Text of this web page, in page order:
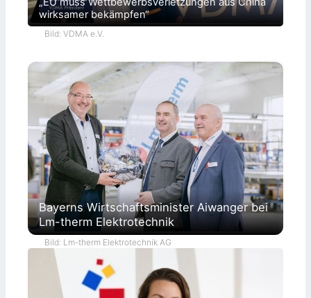
wirksamer bekämpfen“
Bild: VDMA e.V.
Bayerns Wirtschaftsminister Aiwanger bei
Lm-therm Elektrotechnik
Bild: Lm-therm Elektrotechnik AG